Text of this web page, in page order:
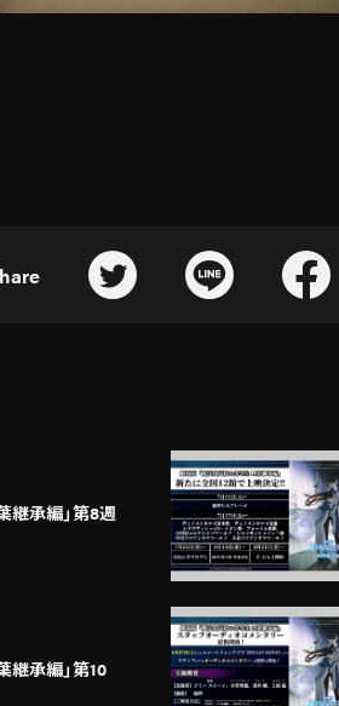
継承編」第8週
継承編」第10